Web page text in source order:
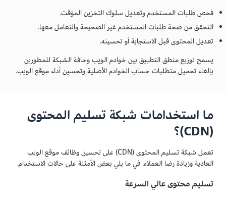
فحص طلبات المستخدم وتعديل سلوك التخزين المؤقت.
التحقق من صحة طلبات المستخدم غير الصحيحة والتعامل معها.
تعديل المحتوى قبل الاستجابة أو تحسينه.
يسمح توزيع منطق التطبيق بين خوادم الويب وحافة الشبكة للمطورين
بإلغاء تحميل متطلبات حساب الخوادم الأصلية وتحسين أداء موقع الويب.
ما استخدامات شبكة تسليم المحتوى
(CDN)؟
تعمل شبكة تسليم المحتوى (CDN) على تحسين وظائف موقع الويب
العادية وزيادة رضا العملاء. في ما يلي بعض الأمثلة على حالات الاستخدام.
تسليم محتوى عالي السرعة